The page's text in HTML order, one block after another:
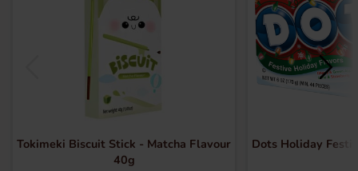
Tokimeki Biscuit Stick - Matcha Flavour
40g
Dots Holiday